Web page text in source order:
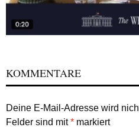
KOMMENTARE
Deine E-Mail-Adresse wird
Felder sind mit* markiert